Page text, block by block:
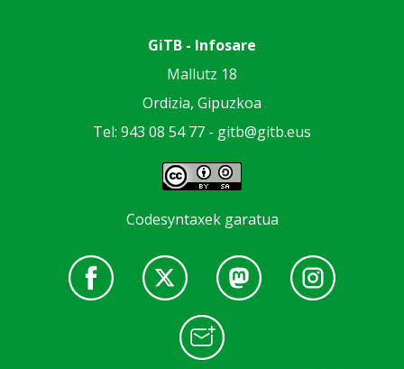
GiTB - Infosare
Mallutz 18
Ordizia, Gipuzkoa
Tel: 943 08 54 77 - gitb@gitb.eus
Codesyntaxek garatua